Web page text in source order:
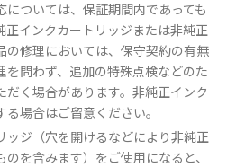
については、保証期間内であっても
正インクカートリッジまたは非純正
の修理においては、保守契約の有無
を問わず、追加の特殊点検などのた
だく場合があります。非純正インク
場合はご留意ください。
ッジ（穴を開けるなどにより非純正
を含みます）をご使用になると、